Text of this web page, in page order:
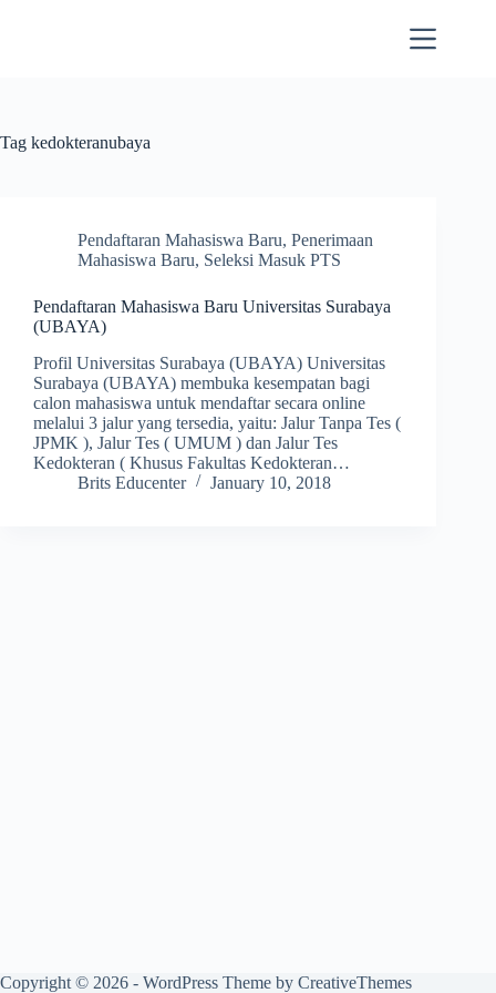
Tag kedokteranubaya
Pendaftaran Mahasiswa Baru, Penerimaan
Mahasiswa Baru, Seleksi Masuk PTS
Pendaftaran Mahasiswa Baru Universitas Surabaya
(UBAYA)
Profil Universitas Surabaya (UBAYA) Universitas
Surabaya (UBAYA) membuka kesempatan bagi
calon mahasiswa untuk mendaftar secara online
melalui 3 jalur yang tersedia, yaitu: Jalur Tanpa Tes (
JPMK ), Jalur Tes ( UMUM ) dan Jalur Tes
Kedokteran ( Khusus Fakultas Kedokteran…
Brits Educenter
January 10, 2018
Copyright © 2026 - WordPress Theme by CreativeThemes